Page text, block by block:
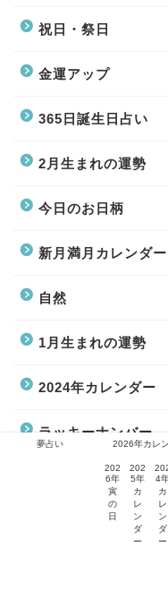
祝日・祭日
金運アップ
365日誕生日占い
2月生まれの運勢
今日のお日柄
新月満月カレンダー
自然
1月生まれの運勢
2024年カレンダー
ラッキーナンバー
夢占い 2026年カレ
202
6年
寅
の
日
202
5年
カ
レ
ン
ダ
ー
4
カ
レ
ン
ダ
ー